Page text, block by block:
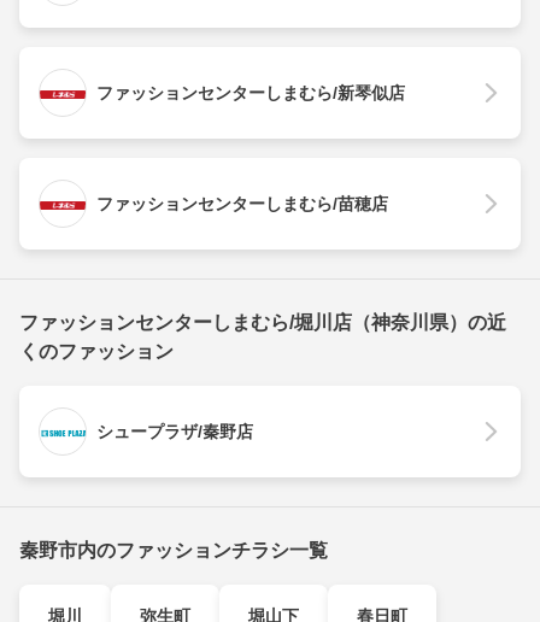
ファッションセンターしまむら/新琴似店
ファッションセンターしまむら/苗穂店
ファッションセンターしまむら/堀川店（神奈川県）の近
くのファッション
シュープラザ/秦野店
秦野市内のファッションチラシ一覧
堀川 弥生町 堀山下 春日町